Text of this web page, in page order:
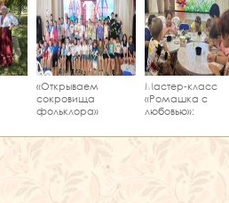
«Открываем
сокровища
фольклора»
Мастер‑класс
«Ромашка с
любовью»:
краеведение в
одном занятии!